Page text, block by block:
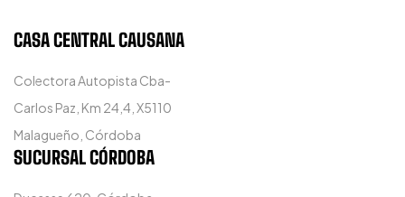
CASA CENTRAL CAUSANA
Colectora Autopista Cba-
Carlos Paz, Km 24,4, X5110
Malagueño, Córdoba
SUCURSAL CÓRDOBA